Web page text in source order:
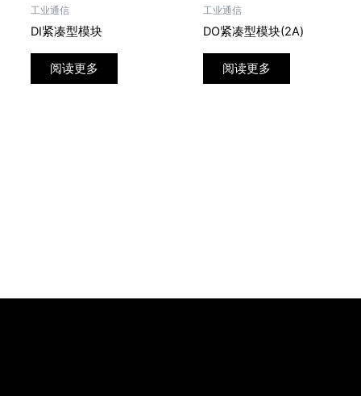
工业通信
DI紧凑型模块
阅读更多
工业通信
DO紧凑型模块(2A)
阅读更多